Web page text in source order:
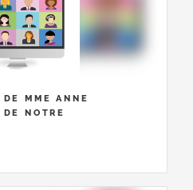
MME ANNE
NOTRE